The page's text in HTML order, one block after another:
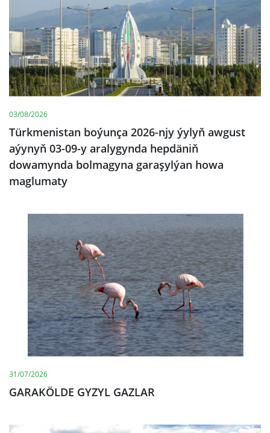
03/08/2026
Türkmenistan boýunça 2026-njy ýylyň awgust
aýynyň 03-09-y aralygynda hepdäniň
dowamynda bolmagyna garaşylýan howa
maglumaty
31/07/2026
GARAKÖLDE GYZYL GAZLAR